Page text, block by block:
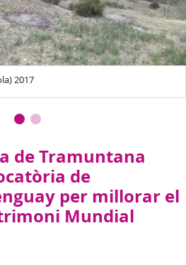
2017
de Tramuntana
de
per millorar el
Mundial